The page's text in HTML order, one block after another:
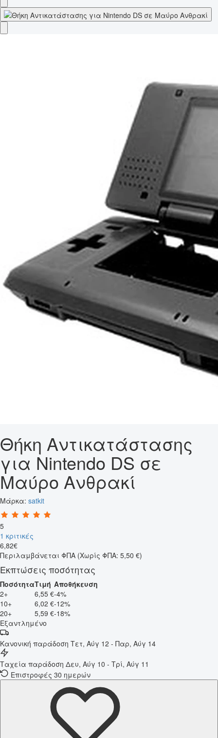
Θήκη Αντικατάστασης
για Nintendo DS σε
Μαύρο Ανθρακί
Μάρκα: satkit
5
1 κριτικές
6,82€
Περιλαμβάνεται ΦΠΑ (Χωρίς ΦΠΑ: 5,50 €)
Εκπτώσεις ποσότητας
ΠοσότηταΤιμή Αποθήκευση
2+
6,55 €-4%
10+
6,02 €-12%
20+
5,59 €-18%
Εξαντλημένο
Κανονική παράδοση Τετ, Αύγ 12 - Παρ, Αύγ 14
Ταχεία παράδοση Δευ, Αύγ 10 - Τρί, Αύγ 11
Επιστροφές 30 ημερών